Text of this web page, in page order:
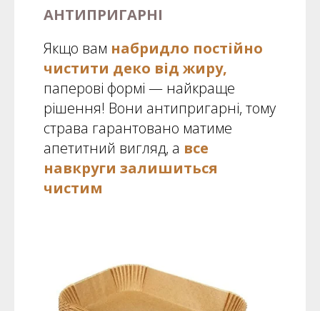
АНТИПРИГАРНІ
Якщо вам набридло постійно
чистити деко від жиру,
паперові формі — найкраще
рішення! Вони антипригарні, тому
страва гарантовано матиме
апетитний вигляд, а все
навкруги залишиться
чистим